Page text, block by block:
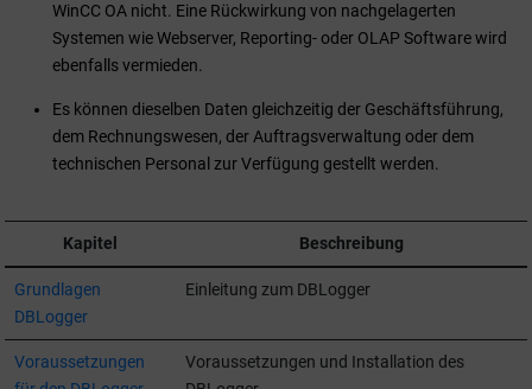
WinCC OA nicht. Eine Rückwirkung von nachgelagerten
Systemen wie Webserver, Reporting- oder OLAP Software wird
ebenfalls vermieden.
Es können dieselben Daten gleichzeitig der Geschäftsführung,
dem Rechnungswesen, der Auftragsverwaltung oder dem
technischen Personal zur Verfügung gestellt werden.
Kapitel Beschreibung
Grundlagen
DBLogger
Einleitung zum DBLogger
Voraussetzungen
Voraussetzungen und Installation des